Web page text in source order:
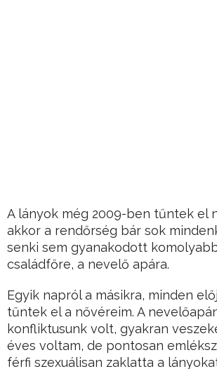
A lányok még 2009-ben tűntek el
akkor a rendőrség bár sok
senki sem gyanakodott
családfőre, a nevelő apára.
Egyik napról a másikra, minden
tűntek el a nővéreim. A
konfliktusunk volt, gyakran
éves voltam, de pontosan
férfi szexuálisan zaklatta a